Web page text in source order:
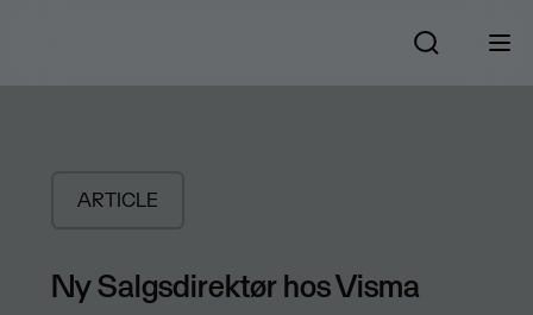
ARTICLE
Ny Salgsdirektør hos Visma